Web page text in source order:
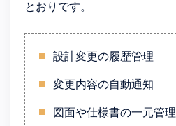
とおりです。
設計変更の履歴管理
変更内容の自動通知
図面や仕様書の一元管理